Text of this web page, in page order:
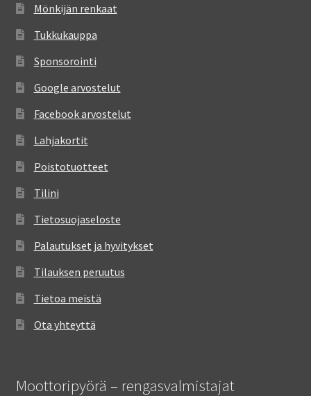
Mönkijän renkaat
Tukkukauppa
Sponsorointi
Google arvostelut
Facebook arvostelut
Lahjakortit
Poistotuotteet
Tilini
Tietosuojaseloste
Palautukset ja hyvitykset
Tilauksen peruutus
Tietoa meistä
Ota yhteyttä
Moottoripyörä – rengasvalmistajat